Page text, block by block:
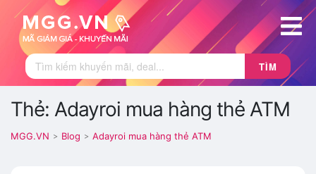
TÌM
Thẻ: Adayroi mua hàng thẻ ATM
MGG.VN > Blog > Adayroi mua hàng thẻ ATM